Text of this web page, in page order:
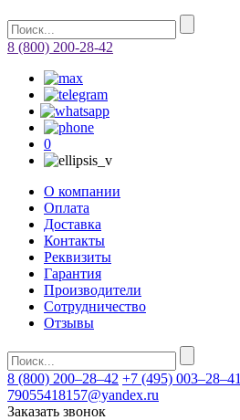
8 (800) 200-28-42
0
О компании
Оплата
Доставка
Контакты
Реквизиты
Гарантия
Производители
Сотрудничество
Отзывы
8 (800) 200–28–42 +7 (495) 003–28–41
79055418157@yandex.ru
Заказать звонок